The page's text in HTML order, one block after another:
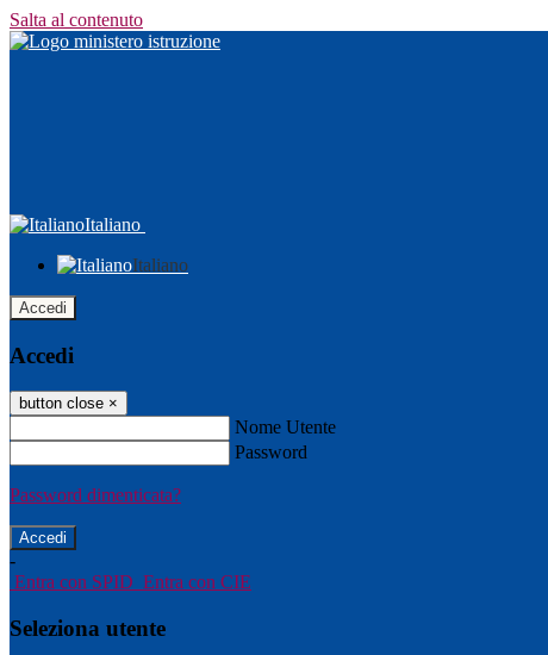
Salta al contenuto
Italiano
Italiano
Accedi
Accedi
button close ×
Nome Utente
Password
Password dimenticata?
-
Entra con SPID Entra con CIE
Seleziona utente